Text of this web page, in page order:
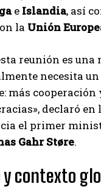
e Islandia, así
la Unión
reunión es
necesita
más cooperación
declaró en
el primer
Gahr Støre.
y contexto